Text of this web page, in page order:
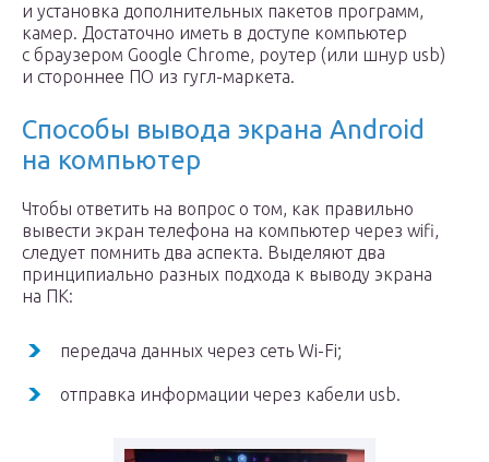
и установка дополнительных пакетов программ,
камер. Достаточно иметь в доступе компьютер
с браузером Google Chrome, роутер (или шнур usb)
и стороннее ПО из гугл-маркета.
Способы вывода экрана Android
на компьютер
Чтобы ответить на вопрос о том, как правильно
вывести экран телефона на компьютер через wifi,
следует помнить два аспекта. Выделяют два
принципиально разных подхода к выводу экрана
на ПК:
передача данных через сеть Wi-Fi;
отправка информации через кабели usb.